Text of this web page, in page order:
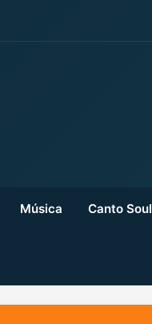
Música Canto Soul